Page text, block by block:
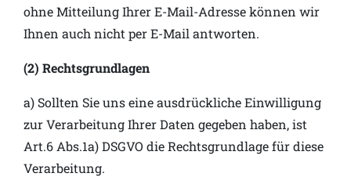
ohne Mitteilung Ihrer E-Mail-Adresse können wir
Ihnen auch nicht per E-Mail antworten.
(2) Rechtsgrundlagen
a) Sollten Sie uns eine ausdrückliche Einwilligung
zur Verarbeitung Ihrer Daten gegeben haben, ist
Art.6 Abs.1a) DSGVO die Rechtsgrundlage für diese
Verarbeitung.